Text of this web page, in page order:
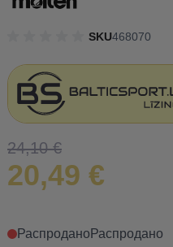
SKU468070
24,10 €
20,49 €
Распродано Распродано